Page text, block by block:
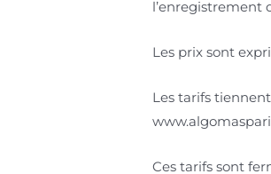
l’enregistrement
Les prix sont
Les tarifs
Ces tarifs sont